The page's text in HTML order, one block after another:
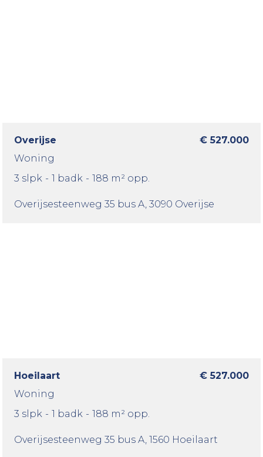
Overijse
€ 527.000
Woning
3 slpk - 1 badk - 188 m² opp.
Overijsesteenweg 35 bus A , 3090 Overijse
Hoeilaart
€ 527.000
Woning
3 slpk - 1 badk - 188 m² opp.
Overijsesteenweg 35 bus A , 1560 Hoeilaart